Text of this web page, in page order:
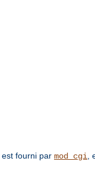
est fourni par mod_cgi